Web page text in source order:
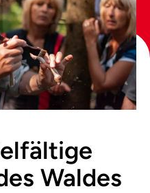
Waldes